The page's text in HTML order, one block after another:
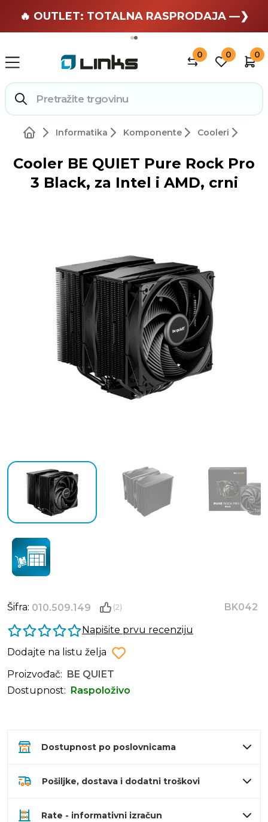
🏄 Zaslužuješ odmor —❯
🔥 OUTLET: TOTALNA RASPRODAJA —❯
0 0 0
Informatika Komponente Cooleri
Cooler BE QUIET Pure Rock Pro
3 Black, za Intel i AMD, crni
Šifra: 010.509.149 (2)
BK042
Napišite prvu recenziju
Dodajte na listu želja
Proizvođač:
BE QUIET
Dostupnost:
Raspoloživo
Dostupnost po poslovnicama
Pošiljke, dostava i dodatni troškovi
Rate - informativni izračun